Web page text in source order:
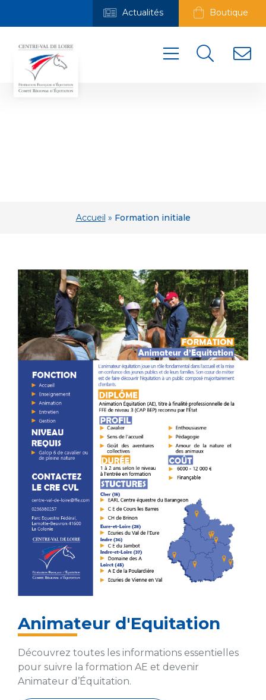
Actualités Boutique
Accueil » Formation initiale
Animateur d'Equitation
Découvrez toutes les informations essentielles
pour suivre la formation AE et devenir
Animateur d’Équitation.